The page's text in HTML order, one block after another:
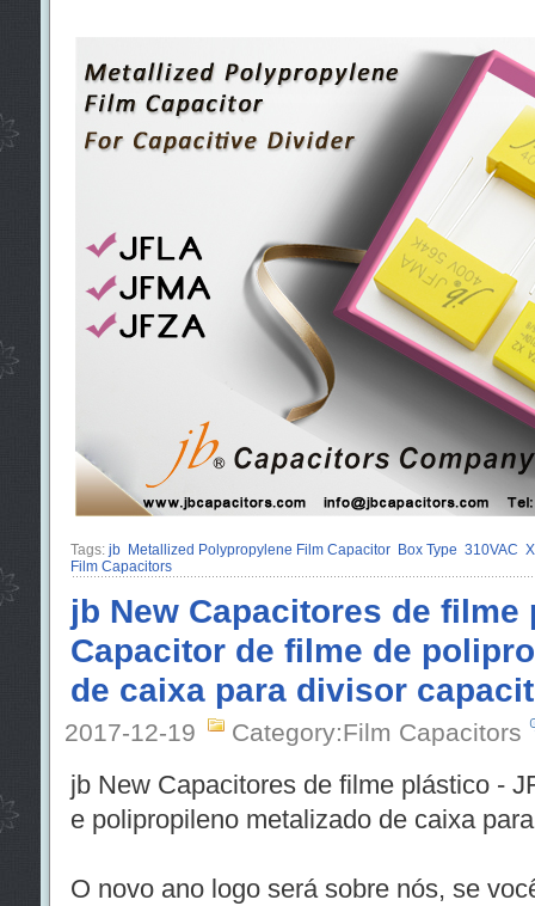
Tags: jb Metallized Polypropylene Film Capacitor Box Type 310VAC
Film Capacitors
jb New Capacitores de filme
Capacitor de filme de
de caixa para divisor
2017-12-19 Category:Film Capacitors
jb New Capacitores de filme plástico -
e polipropileno metalizado de caixa
O novo ano logo será sobre nós, se